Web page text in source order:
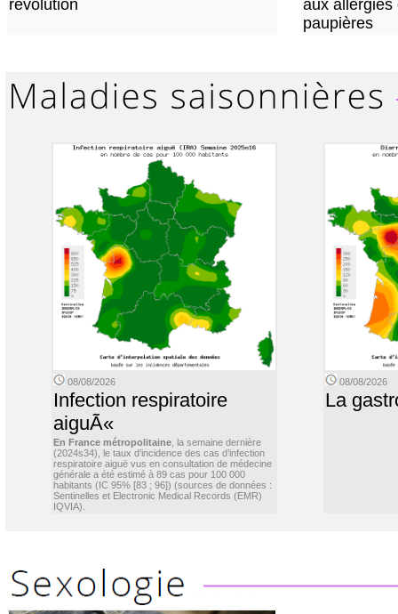
révolution
aux allergies
paupières
08/08/2026
Infection respiratoire
aiguÃ«
En France métropolitaine , la semaine dernière
(2024s34), le taux d’incidence des cas d’infection
respiratoire aiguë vus en consultation de médecine
générale a été estimé à 89 cas pour 100 000
habitants (IC 95% [83 ; 96]) (sources de données :
Sentinelles et Electronic Medical Records (EMR)
IQVIA).
08/08/2026
La